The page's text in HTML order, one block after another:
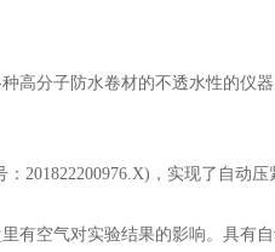
分子防水卷材的不透水性的仪器
，实现了自动压
空气对实验结果的影响。具有